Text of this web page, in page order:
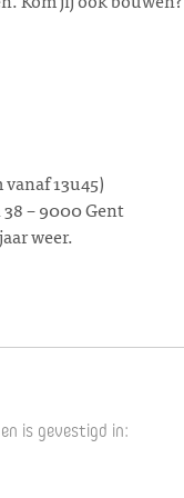
13u45)
– 9000 Gent
weer.
is gevestigd in: